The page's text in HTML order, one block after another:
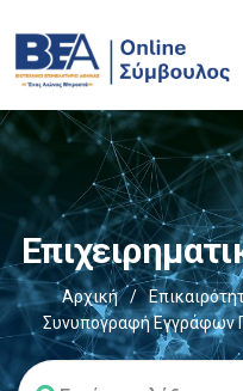
Αρχική /
Συνυπογραφή Εγγράφων